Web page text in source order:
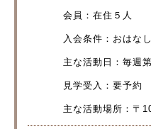
会員：在住５人
入会条件：おはな
主な活動日：毎週
見学受入：要予約
主な活動場所：〒